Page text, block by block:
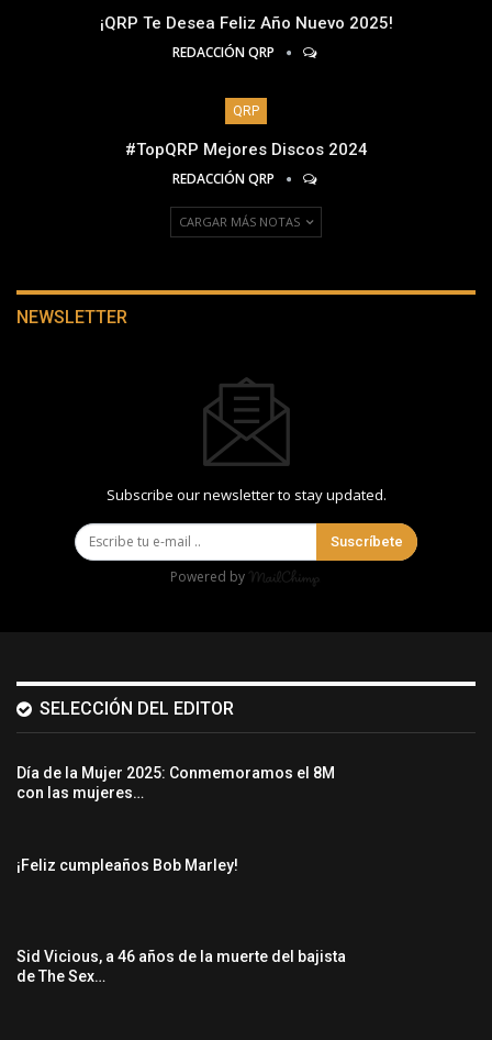
¡QRP Te Desea Feliz Año Nuevo 2025!
REDACCIÓN QRP
QRP
#TopQRP Mejores Discos 2024
REDACCIÓN QRP
CARGAR MÁS NOTAS
NEWSLETTER
Subscribe our newsletter to stay updated.
Suscríbete
Powered by
SELECCIÓN DEL EDITOR
Día de la Mujer 2025: Conmemoramos el 8M
con las mujeres…
¡Feliz cumpleaños Bob Marley!
Sid Vicious, a 46 años de la muerte del bajista
de The Sex…